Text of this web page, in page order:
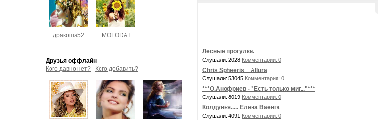
дракоша52 MOLODA I
Друзья оффлайн
Кого давно нет?
Кого добавить?
Лесные прогулки.
Слушали: 2028 Комментарии: 0
Chris Spheeris _ Allura
Слушали: 53045 Комментарии: 0
***О.Анофриев - "Есть только миг..."***
Слушали: 8019 Комментарии: 0
Колдунья..... Елена Ваенга
Слушали: 4091 Комментарии: 0